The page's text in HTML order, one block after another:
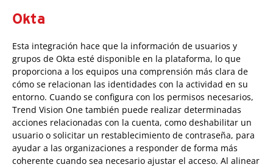
Okta
Esta integración hace que la información de usuarios y
grupos de Okta esté disponible en la plataforma, lo que
proporciona a los equipos una comprensión más clara de
cómo se relacionan las identidades con la actividad en su
entorno. Cuando se configura con los permisos necesarios,
Trend Vision One también puede realizar determinadas
acciones relacionadas con la cuenta, como deshabilitar un
usuario o solicitar un restablecimiento de contraseña, para
ayudar a las organizaciones a responder de forma más
coherente cuando sea necesario ajustar el acceso. Al alinear